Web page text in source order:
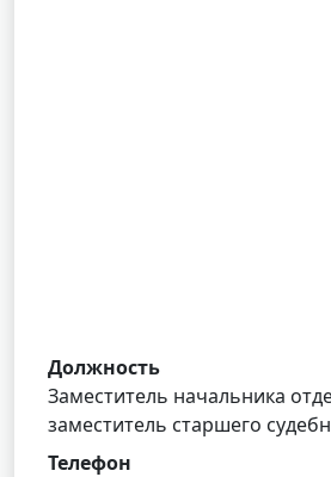
Должность
Заместитель начальника
заместитель старшего
Телефон